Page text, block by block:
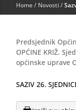
Home/ Novosti/
Predsjednik
OPĆINE KRIŽ.
općinske uprave
SAZIV 26.